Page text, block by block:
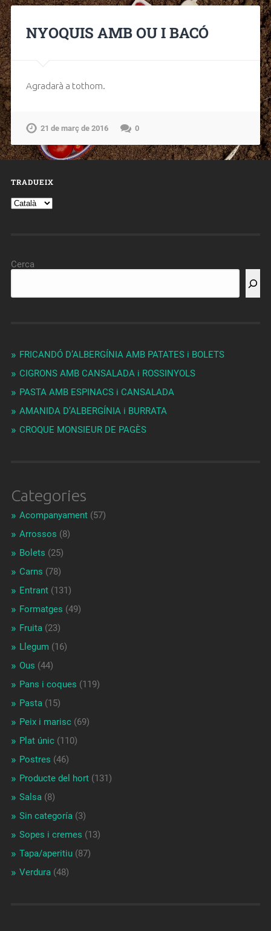
NYOQUIS AMB OU I BACÓ
Agradarà a tothom.
21 de març de 2016 0
TRADUEIX
Cerca
FRICANDÓ D’ALBERGÍNIA AMB PATATES i BOLETS
CIGRONS AMB CANSALADA i ROSSINYOLS
PASTA AMB ESPINACS i CANSALADA
AMANIDA D’ALBERGÍNIA i BURRATA
CROQUE MONSIEUR DE PAGÈS
Categories
Acompanyament(57)
Arrossos (8)
Bolets (25)
Carns (78)
Entrant(131)
Formatges (49)
Fruita(23)
Llegum (16)
Ous (44)
Pans i coques (119)
Pasta(15)
Peix i marisc(69)
Plat únic(110)
Postres (46)
Producte del hort(131)
Salsa(8)
Sin categoría(3)
Sopes i cremes (13)
Tapa/aperitiu(87)
Verdura(48)